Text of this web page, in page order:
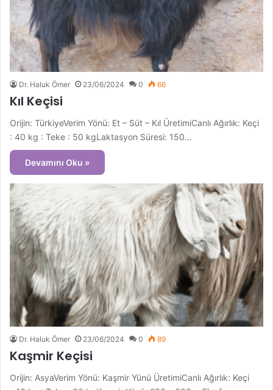
Dr. Haluk Ömer 23/06/2024 0 66
Kıl Keçisi
Orijin: TürkiyeVerim Yönü: Et – Süt – Kıl ÜretimiCanlı Ağırlık: Keçi
: 40 kg : Teke : 50 kgLaktasyon Süresi: 150…
Devamını Oku »
Dr. Haluk Ömer 23/06/2024 0 89
Kaşmir Keçisi
Orijin: AsyaVerim Yönü: Kaşmir Yünü ÜretimiCanlı Ağırlık: Keçi